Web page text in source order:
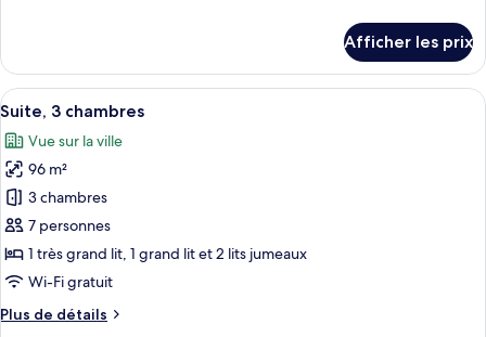
Suite,
chambres
Afficher les prix
Afficher
toutes
les
photos
pour
ce
type
de
chambre :
Suite,
Une chambre d’hôtel avec un
8
Suite, 3 chambres
Vue sur la ville
96 m²
3 chambres
7 personnes
1 très grand lit, 1 grand lit et 2 lits jumeaux
Wi-Fi gratuit
Plus de détails
Plus